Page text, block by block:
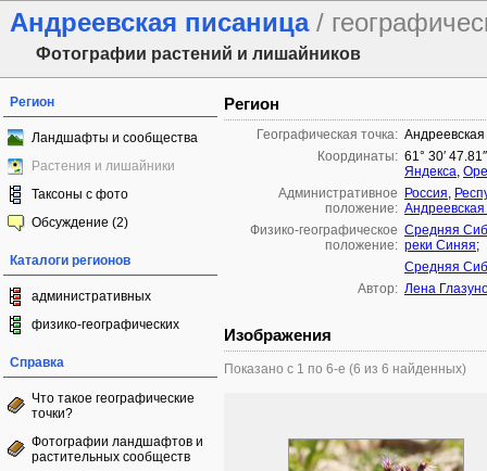
Андреевская писаница /
Фотографии растений и лишайников
Регион
Ландшафты и сообщества
Растения и лишайники
Таксоны с фото
Обсуждение (2)
Каталоги регионов
административных
физико-географических
Справка
Что такое географические
точки?
Фотографии ландшафтов и
растительных сообществ
Регион
Географическая точка:
Координаты: 61° 30′
Яндекса,
Административное
положение:
Россия,
Физико-географическое
положение:
Средняя
реки Синяя;
Средняя
Автор: Лена
Изображения
Показано с 1 по 6-е (6 из 6 найденных)